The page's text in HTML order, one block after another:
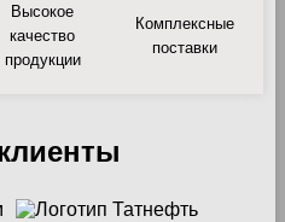
Высокое
качество
продукции
Комплексные
поставки